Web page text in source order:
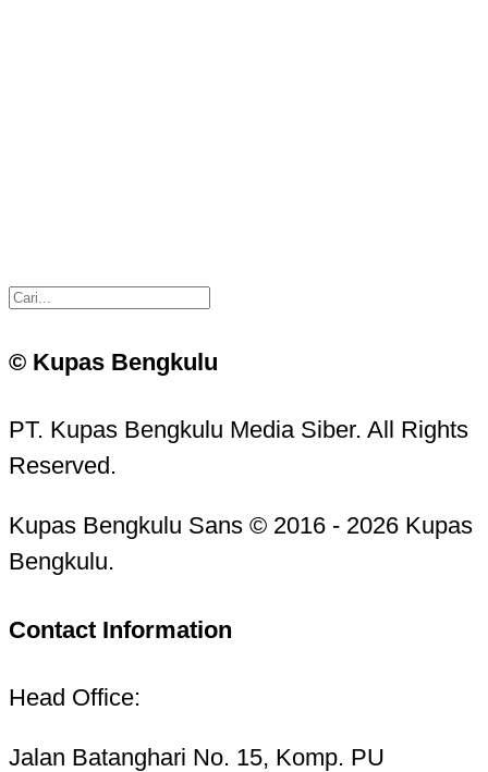
© Kupas Bengkulu
PT. Kupas Bengkulu Media Siber. All Rights
Reserved.
Kupas Bengkulu Sans © 2016 - 2026 Kupas
Bengkulu.
Contact Information
Head Office:
Jalan Batanghari No. 15, Komp. PU